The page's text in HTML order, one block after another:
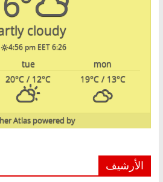
cloudy
6:26 am
4:56 pm EET
mon
tue
19°C/ 13°C
20°C / 12°C
powered by
Atlas
الأرشيف